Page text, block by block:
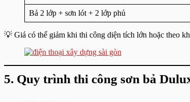
Bả 2 lớp + sơn lót + 2 lớp phủ
💡 Giá có thể giảm khi thi công diện tích lớn hoặc theo
5. Quy trình thi công sơn bả